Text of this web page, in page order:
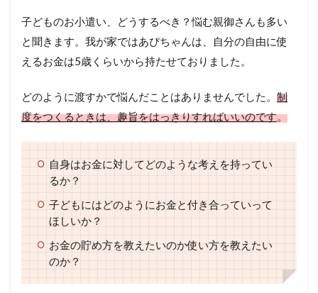
子どものお小遣い、どうするべき？悩む親御さんも多い
と聞きます。我が家ではあぴちゃんは、自分の自由に使
えるお金は5歳くらいから持たせておりました。
どのように渡すかで悩んだことはありませんでした。 制
度をつくるときは、趣旨をはっきりすればいいのです。
自身はお金に対してどのような考えを持ってい
るか？
子どもにはどのようにお金と付き合っていって
ほしいか？
お金の貯め方を教えたいのか使い方を教えたい
のか？